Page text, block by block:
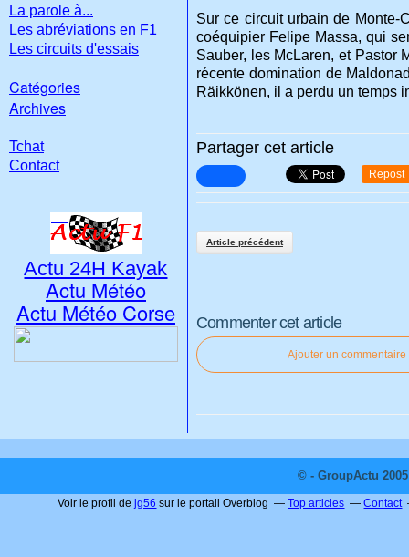
Sur ce circuit urbain de Monte-
coéquipier Felipe Massa, qui
Sauber, les McLaren, et Pastor
récente domination de
Räikkönen, il a perdu un temps
Partager cet article
Repost
Article précédent
Commenter cet article
Ajouter un commentaire
La parole à...
Les abréviations en F1
Les circuits d'essais
Catégories
Archives
Tchat
Contact
Actu 24H Kayak
Actu Météo
Actu Météo Corse
© - GroupActu
Voir le profil dejg56 sur le portail Overblog Top articles Contact